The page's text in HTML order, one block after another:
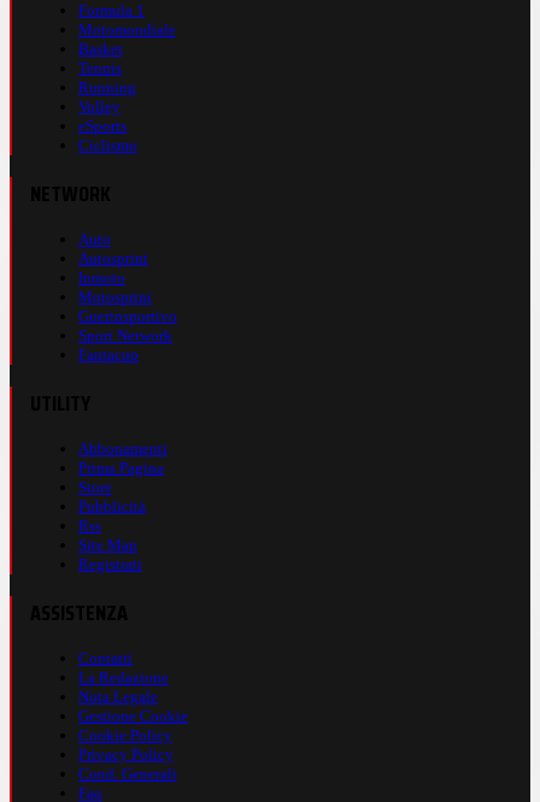
Formula 1
Motomondiale
Basket
Tennis
Running
Volley
eSports
Ciclismo
Auto
Autosprint
Inmoto
Motosprint
Guerinsportivo
Sport Network
Fantacup
Abbonamenti
Prima Pagina
Store
Pubblicità
Rss
Site Map
Registrati
Contatti
La Redazione
Nota Legale
Gestione Cookie
Cookie Policy
Privacy Policy
Cond. Generali
Faq